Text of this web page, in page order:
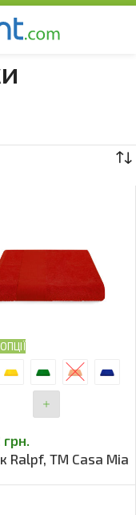
грн.
Ralpf, TM Casa Mia